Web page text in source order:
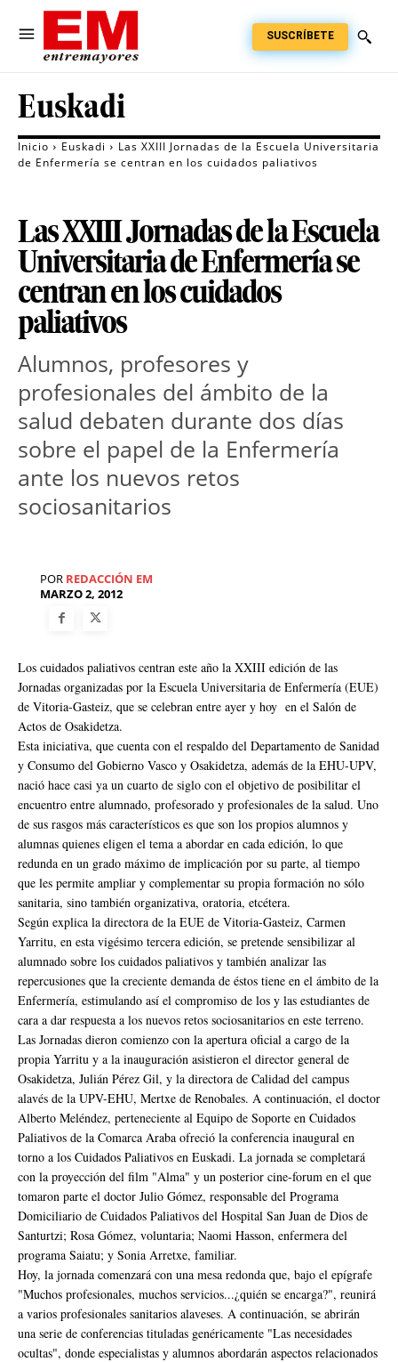
SUSCRÍBETE
Euskadi
Inicio Euskadi
Las XXIII Jornadas de la Escuela Universitaria
de Enfermería se centran en los cuidados paliativos
Las XXIII Jornadas de la Escuela
Universitaria de Enfermería se
centran en los cuidados
paliativos
Alumnos, profesores y
profesionales del ámbito de la
salud debaten durante dos días
sobre el papel de la Enfermería
ante los nuevos retos
sociosanitarios
POR REDACCIÓN EM
MARZO 2, 2012
Los cuidados paliativos centran este año la XXIII edición de las
Jornadas organizadas por la Escuela Universitaria de Enfermería (EUE)
de Vitoria-Gasteiz, que se celebran entre ayer y hoy en el Salón de
Actos de Osakidetza.
Esta iniciativa, que cuenta con el respaldo del Departamento de Sanidad
y Consumo del Gobierno Vasco y Osakidetza, además de la EHU-UPV,
nació hace casi ya un cuarto de siglo con el objetivo de posibilitar el
encuentro entre alumnado, profesorado y profesionales de la salud. Uno
de sus rasgos más característicos es que son los propios alumnos y
alumnas quienes eligen el tema a abordar en cada edición, lo que
redunda en un grado máximo de implicación por su parte, al tiempo
que les permite ampliar y complementar su propia formación no sólo
sanitaria, sino también organizativa, oratoria, etcétera.
Según explica la directora de la EUE de Vitoria-Gasteiz, Carmen
Yarritu, en esta vigésimo tercera edición, se pretende sensibilizar al
alumnado sobre los cuidados paliativos y también analizar las
repercusiones que la creciente demanda de éstos tiene en el ámbito de la
Enfermería, estimulando así el compromiso de los y las estudiantes de
cara a dar respuesta a los nuevos retos sociosanitarios en este terreno.
Las Jornadas dieron comienzo con la apertura oficial a cargo de la
propia Yarritu y a la inauguración asistieron el director general de
Osakidetza, Julián Pérez Gil, y la directora de Calidad del campus
alavés de la UPV-EHU, Mertxe de Renobales. A continuación, el doctor
Alberto Meléndez, perteneciente al Equipo de Soporte en Cuidados
Paliativos de la Comarca Araba ofreció la conferencia inaugural en
torno a los Cuidados Paliativos en Euskadi. La jornada se completará
con la proyección del film "Alma" y un posterior cine-forum en el que
tomaron parte el doctor Julio Gómez, responsable del Programa
Domiciliario de Cuidados Paliativos del Hospital San Juan de Dios de
Santurtzi; Rosa Gómez, voluntaria; Naomi Hasson, enfermera del
programa Saiatu; y Sonia Arretxe, familiar.
Hoy, la jornada comenzará con una mesa redonda que, bajo el epígrafe
"Muchos profesionales, muchos servicios...¿quién se encarga?", reunirá
a varios profesionales sanitarios alaveses. A continuación, se abrirán
una serie de conferencias tituladas genéricamente "Las necesidades
ocultas", donde especialistas y alumnos abordarán aspectos relacionados